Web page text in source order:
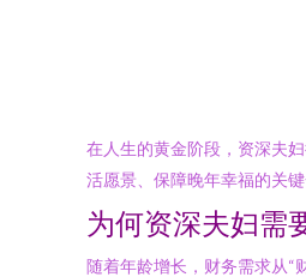
在人生的黄金阶段，资深夫
活愿景、保障晚年幸福的关键
为何资深夫妇需
随着年龄增长，财务需求从“